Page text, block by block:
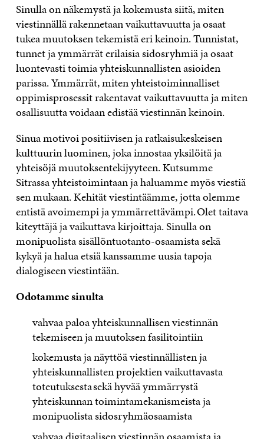
Sinulla on näkemystä ja kokemusta siitä, miten
viestinnällä rakennetaan vaikuttavuutta ja osaat
tukea muutoksen tekemistä eri keinoin. Tunnistat,
tunnet ja ymmärrät erilaisia sidosryhmiä ja osaat
luontevasti toimia yhteiskunnallisten asioiden
parissa. Ymmärrät, miten yhteistoiminnalliset
oppimisprosessit rakentavat vaikuttavuutta ja miten
osallisuutta voidaan edistää viestinnän keinoin.
Sinua motivoi positiivisen ja ratkaisukeskeisen
kulttuurin luominen, joka innostaa yksilöitä ja
yhteisöjä muutoksentekijyyteen. Kutsumme
Sitrassa yhteistoimintaan ja haluamme myös viestiä
sen mukaan. Kehität viestintäämme, jotta olemme
entistä avoimempi ja ymmärrettävämpi. Olet taitava
kiteyttäjä ja vaikuttava kirjoittaja. Sinulla on
monipuolista sisällöntuotanto-osaamista sekä
kykyä ja halua etsiä kanssamme uusia tapoja
dialogiseen viestintään.
Odotamme sinulta
vahvaa paloa yhteiskunnallisen viestinnän
tekemiseen ja muutoksen fasilitointiin
kokemusta ja näyttöä viestinnällisten ja
yhteiskunnallisten projektien vaikuttavasta
toteutuksesta sekä hyvää ymmärrystä
yhteiskunnan toimintamekanismeista ja
monipuolista sidosryhmäosaamista